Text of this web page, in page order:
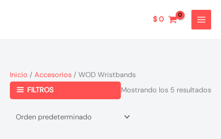
$0
Inicio / Accesorios / WOD Wristbands
FILTROS Mostrando los 5 resultados